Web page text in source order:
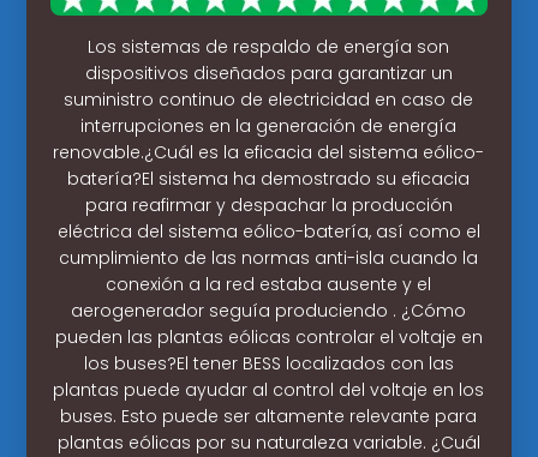
Los sistemas de respaldo de energía son
dispositivos diseñados para garantizar un
suministro continuo de electricidad en caso de
interrupciones en la generación de energía
renovable.¿Cuál es la eficacia del sistema eólico-
batería?El sistema ha demostrado su eficacia
para reafirmar y despachar la producción
eléctrica del sistema eólico-batería, así como el
cumplimiento de las normas anti-isla cuando la
conexión a la red estaba ausente y el
aerogenerador seguía produciendo . ¿Cómo
pueden las plantas eólicas controlar el voltaje en
los buses?El tener BESS localizados con las
plantas puede ayudar al control del voltaje en los
buses. Esto puede ser altamente relevante para
plantas eólicas por su naturaleza variable. ¿Cuál